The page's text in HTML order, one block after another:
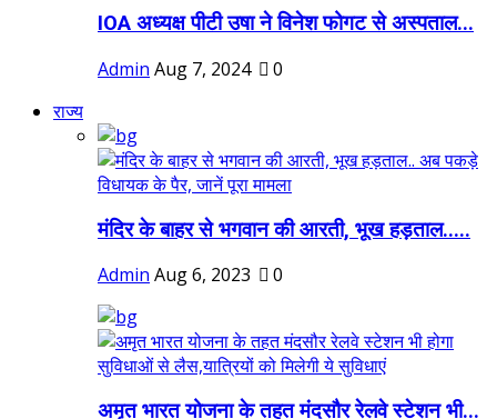
IOA अध्यक्ष पीटी उषा ने विनेश फोगट से अस्पताल...
Admin Aug 7, 2024
0
राज्य
मंदिर के बाहर से भगवान की आरती, भूख हड़ताल.....
Admin Aug 6, 2023 0
अमृत भारत योजना के तहत मंदसौर रेलवे स्टेशन भी...